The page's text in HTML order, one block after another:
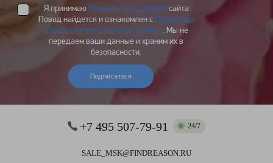
Я принимаю Правила пользования сайта
Повод найдется и ознакомлен с Политикой
обработки персональных данных. Мы не
передаем ваши данные и храним их в
безопасности.
Подписаться
+7 495 507-79-91 24/7
SALE_MSK@FINDREASON.RU